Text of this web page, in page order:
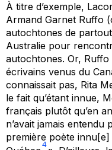
À titre d’exemple,
Armand Garnet Ruffo
autochtones de
Australie pour
autochtones. Or, Ruffo
écrivains venus du
connaissait pas, Rita
le fait qu’étant innue,
français plutôt qu’en
n’avait jamais
première poète
4